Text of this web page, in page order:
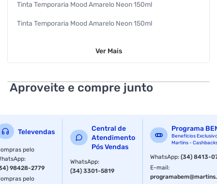
Tinta Temporaria Mood Amarelo Neon 150ml
Tinta Temporaria Mood Amarelo Neon 150ml
Ver Mais
Aproveite e compre junto
Televendas
pelo
:
98428-2779
pelo
Central de
Atendimento
Pós Vendas
WhatsApp:
(34) 3301-5819
Programa
Benefícios
Martins -
WhatsApp:(34) 8413-
E-mail: